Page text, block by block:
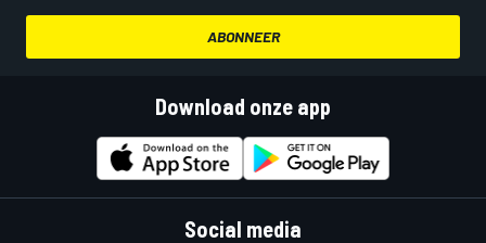
ABONNEER
Download onze app
Social media